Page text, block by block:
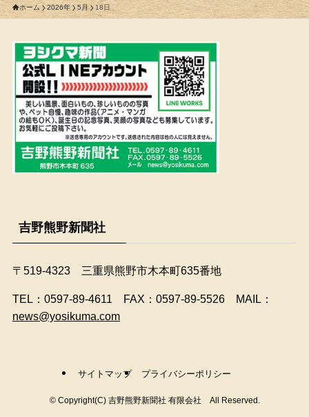
ホーム 2026年 5月 18日
吉野熊野新聞社
〒519-4323 三重県熊野市木本町635番地
​TEL：0597-89-4611 FAX：0597-89-5526 MAIL：
news@yosikuma.com
サイトマップ プライバシーポリシー
©Copyright(C) 吉野熊野新聞社 有限会社 All Reserved.